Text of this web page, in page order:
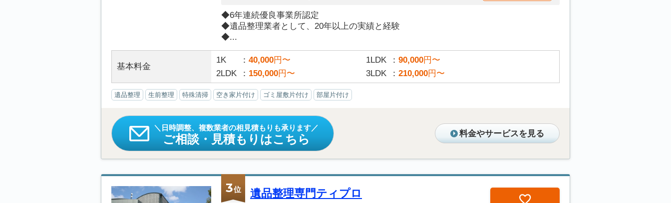
◆6年連続優良事業所認定
◆遺品整理業者として、20年以上の実績と経験
◆...
基本料金
1K 40,000円〜 1LDK 90,000円〜
2LDK
150,000円〜 3LDK 210,000円〜
遺品整理 生前整理 特殊清掃 空き家片付け ゴミ屋敷片付け 部屋片付け
日時調整、複数業者の相見積もりも承ります
ご相談・見積もりはこちら 料金やサービスを見る
3位 遺品整理専門ティプロ